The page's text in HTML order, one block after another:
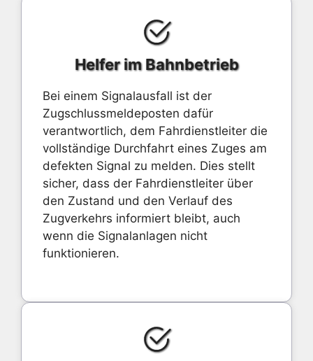
Helfer im Bahnbetrieb
Bei einem Signalausfall ist der
Zugschlussmeldeposten dafür
verantwortlich, dem Fahrdienstleiter die
vollständige Durchfahrt eines Zuges am
defekten Signal zu melden. Dies stellt
sicher, dass der Fahrdienstleiter über
den Zustand und den Verlauf des
Zugverkehrs informiert bleibt, auch
wenn die Signalanlagen nicht
funktionieren.